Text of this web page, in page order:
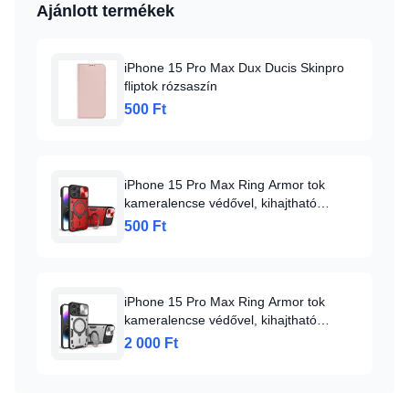
Ajánlott termékek
iPhone 15 Pro Max Dux Ducis Skinpro
fliptok rózsaszín
500 Ft
iPhone 15 Pro Max Ring Armor tok
kameralencse védővel, kihajtható
támasszal, piros Alphajack
500 Ft
iPhone 15 Pro Max Ring Armor tok
kameralencse védővel, kihajtható
támasszal, ezüst Alphajack
2 000 Ft